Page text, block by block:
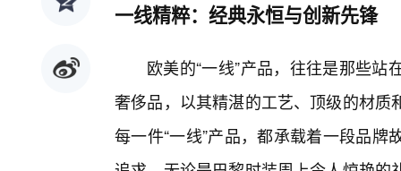
一线精粹：经典永恒与创新先锋
欧美的“一线”产品，往往是那些
奢侈品，以其精湛的工艺、顶级的材
每一件“一线”产品，都承载着一段品